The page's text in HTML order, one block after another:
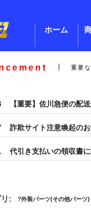
ホーム
重要
【重要】佐川急便の配
詐欺サイト注意喚起の
代引き支払いの領収書
: 外装パーツ(その他パーツ)